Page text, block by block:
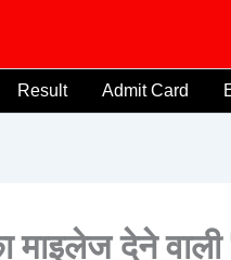
Result Admit Card
देने